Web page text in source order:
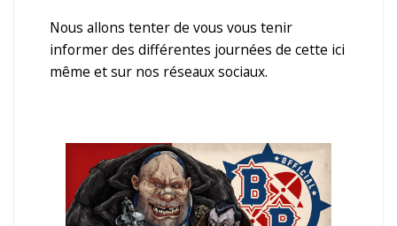
Nous allons tenter de vous vous tenir
informer des différentes journées de cette ici
même et sur nos réseaux sociaux.